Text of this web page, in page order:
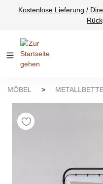
springen
Kostenlose Lieferung /
MÖBEL >